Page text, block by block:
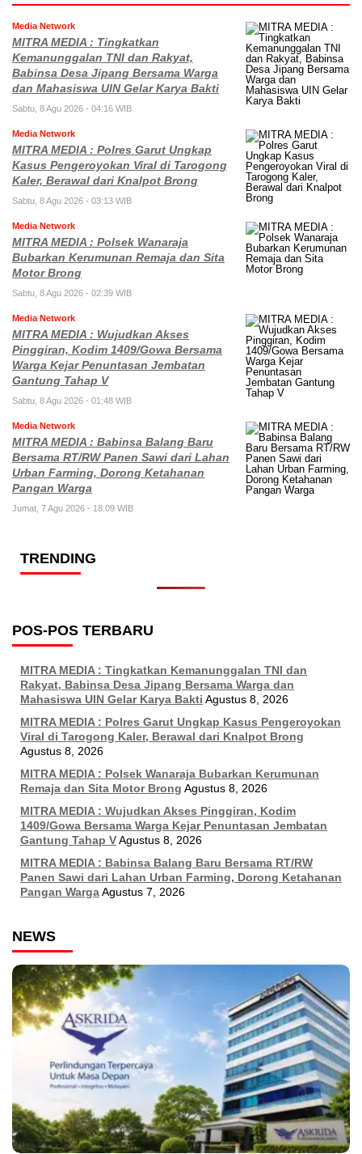
Media Network
MITRA MEDIA : Tingkatkan
Kemanunggalan TNI dan Rakyat,
Babinsa Desa Jipang Bersama Warga
dan Mahasiswa UIN Gelar Karya Bakti
Sabtu, 8 Agu 2026 - 04:16 WIB
Media Network
MITRA MEDIA : Polres Garut Ungkap
Kasus Pengeroyokan Viral di Tarogong
Kaler, Berawal dari Knalpot Brong
Sabtu, 8 Agu 2026 - 03:13 WIB
Media Network
MITRA MEDIA : Polsek Wanaraja
Bubarkan Kerumunan Remaja dan Sita
Motor Brong
Sabtu, 8 Agu 2026 - 02:39 WIB
Media Network
MITRA MEDIA : Wujudkan Akses
Pinggiran, Kodim 1409/Gowa Bersama
Warga Kejar Penuntasan Jembatan
Gantung Tahap V
Sabtu, 8 Agu 2026 - 01:48 WIB
Media Network
MITRA MEDIA : Babinsa Balang Baru
Bersama RT/RW Panen Sawi dari Lahan
Urban Farming, Dorong Ketahanan
Pangan Warga
Jumat, 7 Agu 2026 - 18:09 WIB
TRENDING
POS-POS TERBARU
MITRA MEDIA : Tingkatkan Kemanunggalan TNI dan
Rakyat, Babinsa Desa Jipang Bersama Warga dan
Mahasiswa UIN Gelar Karya Bakti Agustus 8, 2026
MITRA MEDIA : Polres Garut Ungkap Kasus Pengeroyokan
Viral di Tarogong Kaler, Berawal dari Knalpot Brong
Agustus 8, 2026
MITRA MEDIA : Polsek Wanaraja Bubarkan Kerumunan
Remaja dan Sita Motor Brong Agustus 8, 2026
MITRA MEDIA : Wujudkan Akses Pinggiran, Kodim
1409/Gowa Bersama Warga Kejar Penuntasan Jembatan
Gantung Tahap VAgustus 8, 2026
MITRA MEDIA : Babinsa Balang Baru Bersama RT/RW
Panen Sawi dari Lahan Urban Farming, Dorong Ketahanan
Pangan WargaAgustus 7, 2026
NEWS